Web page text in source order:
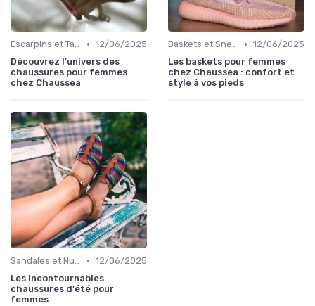
Escarpins et Talons • 12/06/2025
Découvrez l'univers des
chaussures pour femmes
chez Chaussea
Baskets et Sneakers • 12/06/2025
Les baskets pour femmes
chez Chaussea : confort et
style à vos pieds
Sandales et Nu-pieds • 12/06/2025
Les incontournables
chaussures d'été pour
femmes